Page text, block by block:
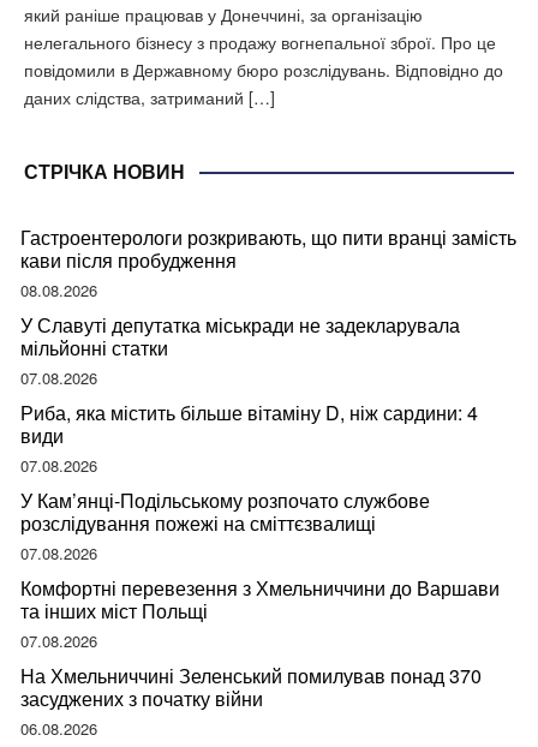
який раніше працював у Донеччині, за організацію
нелегального бізнесу з продажу вогнепальної зброї. Про це
повідомили в Державному бюро розслідувань. Відповідно до
даних слідства, затриманий […]
СТРІЧКА НОВИН
Гастроентерологи розкривають, що пити вранці замість
кави після пробудження
08.08.2026
У Славуті депутатка міськради не задекларувала
мільйонні статки
07.08.2026
Риба, яка містить більше вітаміну D, ніж сардини: 4
види
07.08.2026
У Кам’янці-Подільському розпочато службове
розслідування пожежі на сміттєзвалищі
07.08.2026
Комфортні перевезення з Хмельниччини до Варшави
та інших міст Польщі
07.08.2026
На Хмельниччині Зеленський помилував понад 370
засуджених з початку війни
06.08.2026